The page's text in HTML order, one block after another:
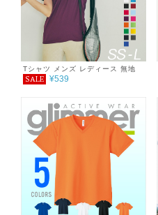
Tシャツ メンズ レディース 無地
半袖 3.5oz インターロックドライ
SALE ¥539